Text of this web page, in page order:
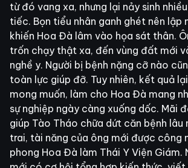
từ đó vang xa, nhưng lại nảy sinh
tiếc. Bọn tiểu nhân ganh ghét nên lập
khiến Hoa Đà lâm vào họa sát thân.
trốn chạy thật xa, đến vùng đất mới
nghề y. Người bị bệnh nặng cỡ nào
toàn lực giúp đỡ. Tuy nhiên, kết quả
mong muốn, làm cho Hoa Đà mang
sự nghiệp ngày càng xuống dốc. Mãi
giúp Tào Tháo chữa dứt căn bệnh lâu
trai, tài năng của ông mới được công
phong Hoa Đà làm Thái Y Viện Giám.